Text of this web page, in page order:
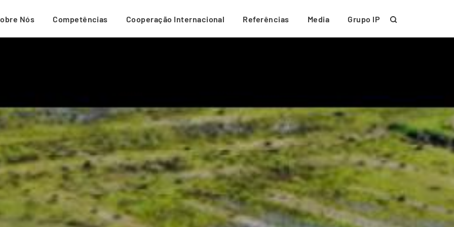
Nós Competências Cooperação Internacional Referências Media Grupo IP